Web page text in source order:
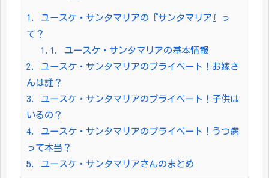
1.
ユースケ・サンタマリアの『サンタマリア』っ
て？
1.1.
ユースケ・サンタマリアの基本情報
2.
ユースケ・サンタマリアのプライベート！お嫁さ
んは誰？
3.
ユースケ・サンタマリアのプライベート！子供は
いるの？
4.
ユースケ・サンタマリアのプライベート！うつ病
って本当？
5.
ユースケ・サンタマリアさんのまとめ